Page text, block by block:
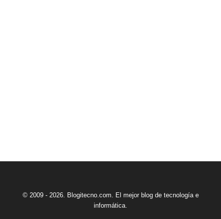
© 2009 - 2026. Blogitecno.com. El mejor blog de tecnología e
informática.